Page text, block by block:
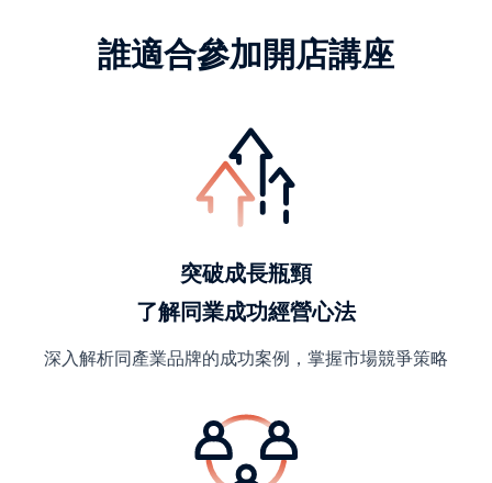
誰適合參加開店講座
突破成長瓶頸
了解同業成功經營心法
深入解析同產業品牌的成功案例，掌握市場競爭策略